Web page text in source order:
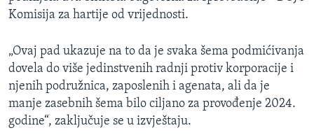
Komisija za hartije od vrijednosti.
„Ovaj pad ukazuje na to da je svaka šema podmićivanja
dovela do više jedinstvenih radnji protiv korporacije i
njenih podružnica, zaposlenih i agenata, ali da je
manje zasebnih šema bilo ciljano za provođenje 2024.
godine“, zaključuje se u izvještaju.